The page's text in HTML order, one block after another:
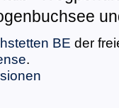
BE der
.